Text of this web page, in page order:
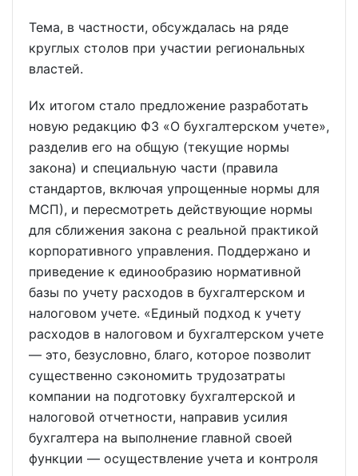
Тема, в частности, обсуждалась на ряде
круглых столов при участии региональных
властей.
Их итогом стало предложение разработать
новую редакцию ФЗ «О бухгалтерском учете»,
разделив его на общую (текущие нормы
закона) и специальную части (правила
стандартов, включая упрощенные нормы для
МСП), и пересмотреть действующие нормы
для сближения закона с реальной практикой
корпоративного управления. Поддержано и
приведение к единообразию нормативной
базы по учету расходов в бухгалтерском и
налоговом учете. «Единый подход к учету
расходов в налоговом и бухгалтерском учете
— это, безусловно, благо, которое позволит
существенно сэкономить трудозатраты
компании на подготовку бухгалтерской и
налоговой отчетности, направив усилия
бухгалтера на выполнение главной своей
функции — осуществление учета и контроля